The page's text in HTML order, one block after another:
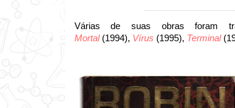
Várias de suas obras foram
Mortal(1994), Vírus (1995), Terminal